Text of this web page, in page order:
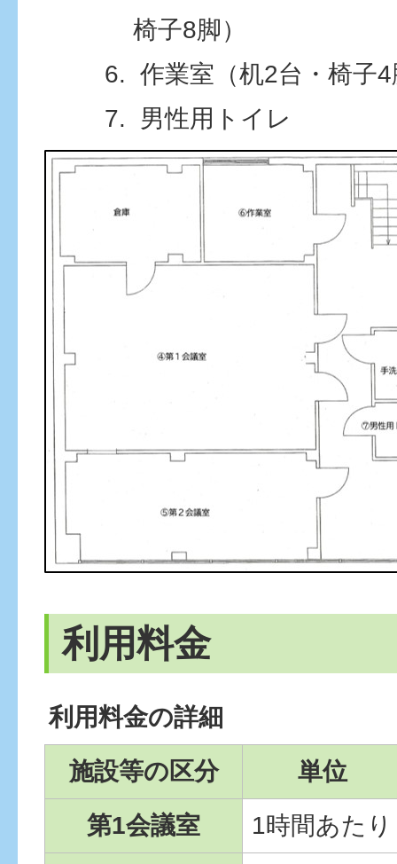
椅子8脚）
作業室（机2台・椅子
男性用トイレ
利用料金
利用料金の詳細
施設等の区分
単位
第1会議室
1時間あたり